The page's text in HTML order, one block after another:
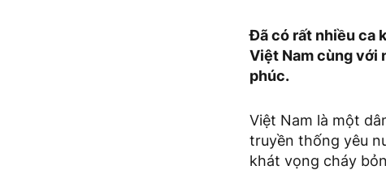
Đã có rất nhiều ca
Việt Nam cùng với
phúc.
Việt Nam là một
truyền thống yêu
khát vọng cháy